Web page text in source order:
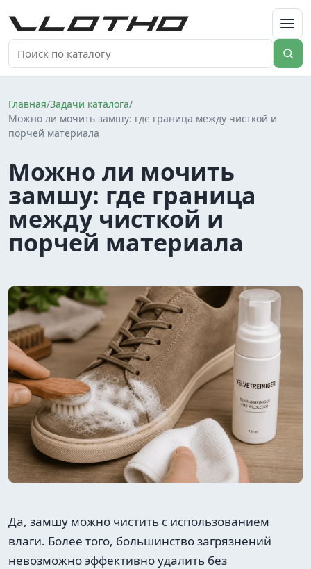
VLOTHO
Главная/Задачи каталога/
Можно ли мочить замшу: где граница между чисткой и
порчей материала
Можно ли мочить
замшу: где граница
между чисткой и
порчей материала
Да, замшу можно чистить с использованием
влаги. Более того, большинство загрязнений
невозможно эффективно удалить без